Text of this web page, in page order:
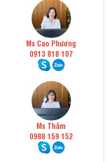
Ms Cao Phương
0913 818 107
Ms Thắm
0988 159 152